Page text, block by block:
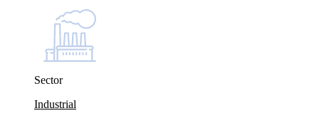
Sector
Industrial